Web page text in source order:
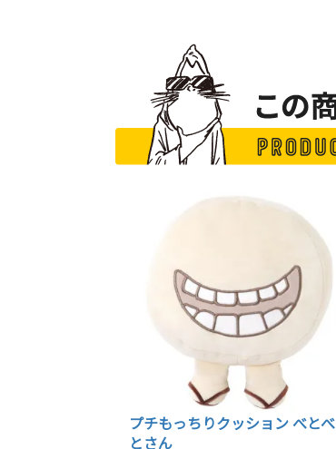
プチもっちりクッション べとべ
とさん